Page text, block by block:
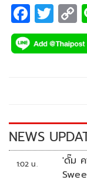
F
ac
e
k
T
wi
tt p
k
NEWS
1:02 น.
'ดั๊ม ค